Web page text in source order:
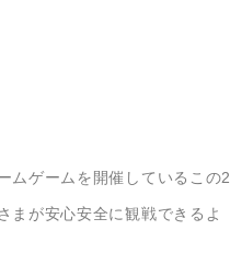
ムゲームを開催しているこの2
まが安心安全に観戦できるよ